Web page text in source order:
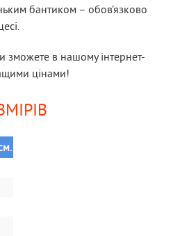
бантиком – обов’язково
зможете в нашому інтернет-
цінами!